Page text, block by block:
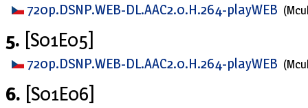
720p.DSNP.WEB-DL.AAC2.0.H.264-playWEB
5. [S01E05]
720p.DSNP.WEB-DL.AAC2.0.H.264-playWEB
6. [S01E06]